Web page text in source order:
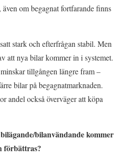
om begagnat fortfarande finns
stark och efterfrågan stabil. Men
att nya bilar kommer in i systemet.
tillgången längre fram –
bilar på begagnatmarknaden.
andel också överväger att köpa
bilanvändande kommer
förbättras?